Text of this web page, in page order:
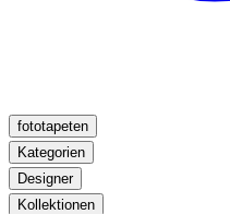
fototapeten
Kategorien
Designer
Kollektionen